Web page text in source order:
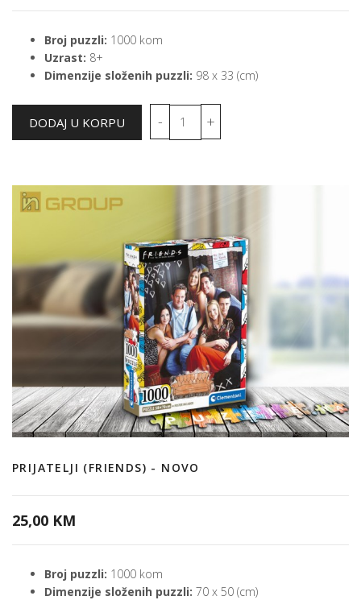
Broj puzzli: 1000 kom
Uzrast: 8+
Dimenzije složenih puzzli: 98 x 33 (cm)
PRIJATELJI (FRIENDS) - NOVO
25,00 KM
Broj puzzli: 1000 kom
Dimenzije složenih puzzli: 70 x 50 (cm)